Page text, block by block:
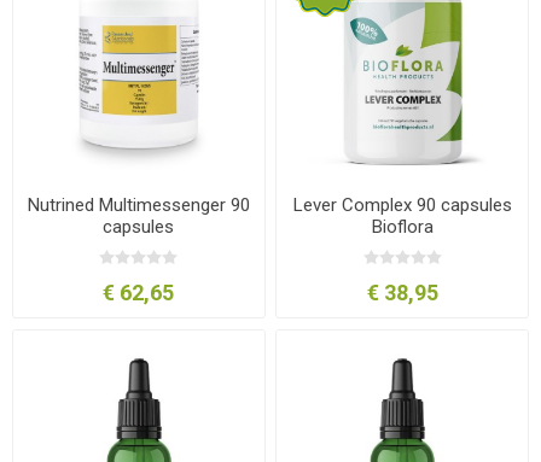
Nutrined Multimessenger 90
capsules
€ 62,65
Lever Complex 90 capsules
Bioflora
€ 38,95